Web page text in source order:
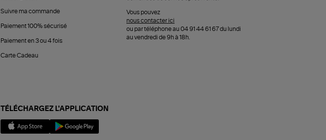
Suivre ma commande
Paiement 100% sécurisé
Paiement en 3 ou 4 fois
Carte Cadeau
Vous pouvez
nous contacter ici
ou par téléphone au 04 91 44 61 67 du lundi
au vendredi de 9h à 18h.
TÉLÉCHARGEZ L'APPLICATION